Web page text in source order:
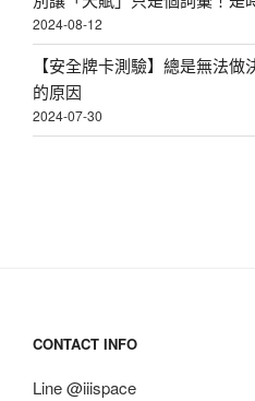
2024-08-12
【安全牌卡測驗】總是無法
的原因
2024-07-30
CONTACT INFO
Line @iiispace